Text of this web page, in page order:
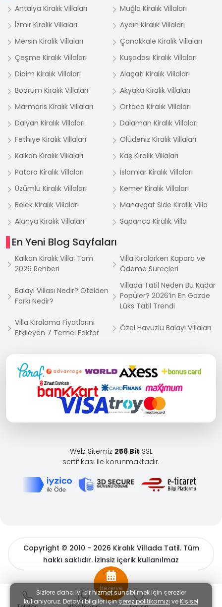
Antalya Kiralık Villaları
Muğla Kiralık Villaları
İzmir Kiralık Villaları
Aydın Kiralık Villaları
Mersin Kiralık Villaları
Çanakkale Kiralık Villaları
Çeşme Kiralık Villaları
Kuşadası Kiralık Villaları
Didim Kiralık Villaları
Alaçatı Kiralık Villaları
Bodrum Kiralık Villaları
Akyaka Kiralık Villaları
Marmaris Kiralık Villaları
Ortaca Kiralık Villaları
Dalyan Kiralık Villaları
Dalaman Kiralık Villaları
Fethiye Kiralık Villaları
Ölüdeniz Kiralık Villaları
Kalkan Kiralık Villaları
Kaş Kiralık Villaları
Patara Kiralık Villaları
İslamlar Kiralık Villaları
Üzümlü Kiralık Villaları
Kemer Kiralık Villaları
Belek Kiralık Villaları
Manavgat Side Kiralık Villa
Alanya Kiralık Villaları
Sapanca Kiralık Villa
En Yeni Blog Sayfaları
Kalkan Kiralık Villa: Tam
2026 Rehberi
Villa Kiralarken Kapora ve
Ödeme Süreçleri
Balayı Villası Nedir? Otelden
Farkı Nedir?
Villada Tatil Neden Bu Kadar
Popüler? 2026’in En Gözde
Lüks Tatil Trendi
Villa Kiralama Fiyatlarını
Etkileyen 7 Temel Faktör
Özel Havuzlu Balayı Villaları
Web Sitemiz 256 Bit SSL
sertifikası ile korunmaktadır.
Copyright © 2010 - 2026 Kiralık Villada Tatil. Tüm
hakkı saklıdır. İzinsiz içerik kullanılmaz
BöcekSoft
Rezerve
edin
Sizlere daha iyi bir hizmet sunabilmek için çerezler
kullanıyoruz. Detaylı bilgiler içinçerez politikamızı ve Kişisel